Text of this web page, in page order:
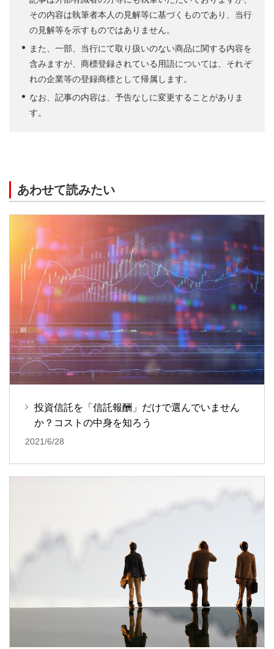
その内容は執筆者本人の見解等に基づくものであり、当行
の見解等を示すものではありません。
また、一部、当行にて取り扱いのない商品に関する内容を
含みますが、商標登録されている用語については、それぞ
れの企業等の登録商標として帰属します。
なお、記事の内容は、予告なしに変更することがありま
す。
あわせて読みたい
投資信託を「信託報酬」だけで選んでいません
か？コストの中身を知ろう
2021/6/28